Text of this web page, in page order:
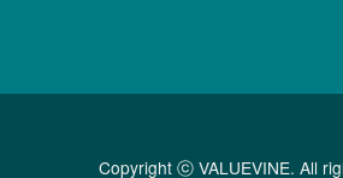
Copyright ⓒ VALUEVINE. All